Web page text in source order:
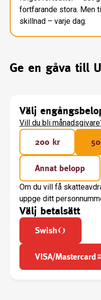
fortfarande stora. Men
skillnad – varje dag.
Ge en gåva till
Välj
Vill du bli
200 kr
Annat belopp
Om du vill få
uppge ditt
Välj betalsätt
Swish
VISA/Mastercard